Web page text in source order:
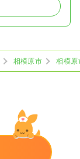
相模原市
相模原